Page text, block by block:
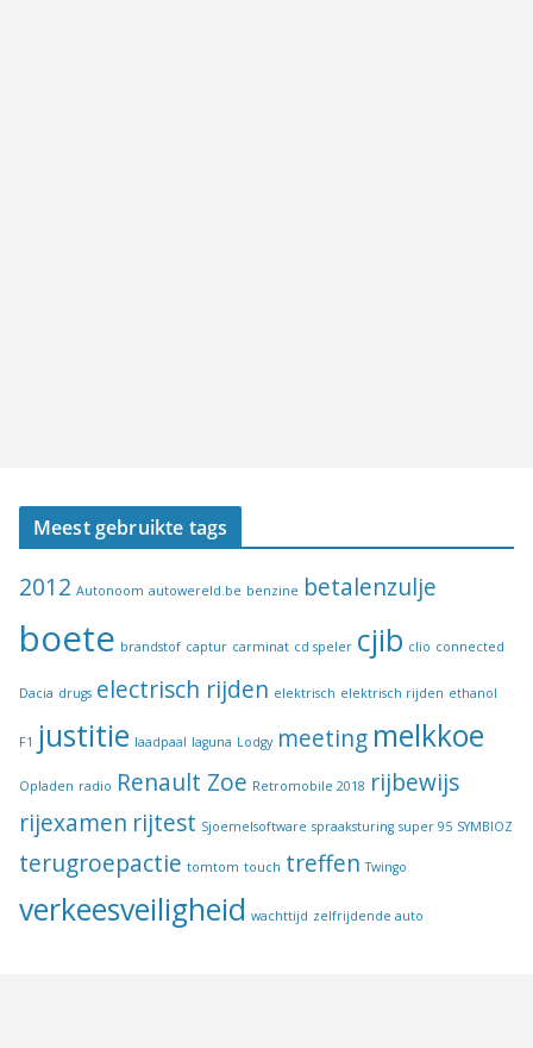
Meest gebruikte tags
2012 Autonoom autowereld.be benzine betalenzulje
boete brandstof captur carminat cd speler cjib clio connected
Dacia drugs electrisch rijden elektrisch elektrisch rijden ethanol
F1 justitie laadpaal laguna Lodgy meeting melkkoe
Opladen radio Renault Zoe Retromobile 2018 rijbewijs
rijexamen rijtest Sjoemelsoftware spraaksturing super 95 SYMBIOZ
terugroepactie tomtom touch treffen Twingo
verkeesveiligheid wachttijd zelfrijdende auto